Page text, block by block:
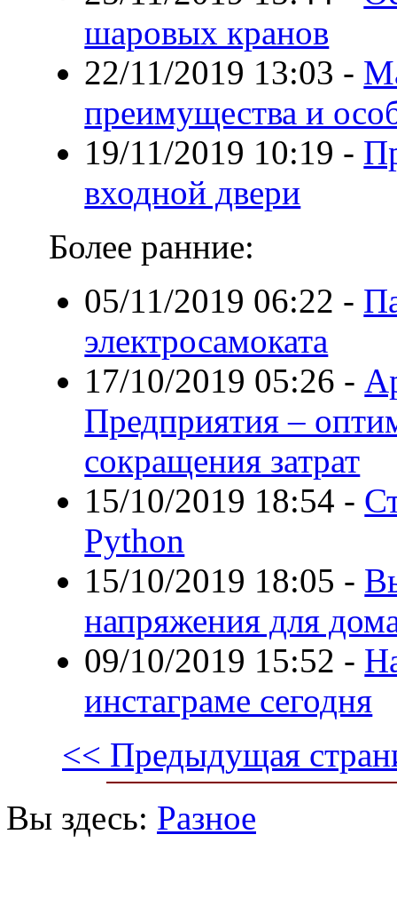
шаровых кранов
22/11/2019 13:03 -
преимущества и
19/11/2019 10:19 -
входной двери
Более ранние:
05/11/2019 06:22 -
электросамоката
17/10/2019 05:26 -
Предприятия –
сокращения затрат
15/10/2019 18:54 -
Python
15/10/2019 18:05 -
напряжения для
09/10/2019 15:52 -
инстаграме сегодня
<< Предыдущая
Вы здесь: Разное